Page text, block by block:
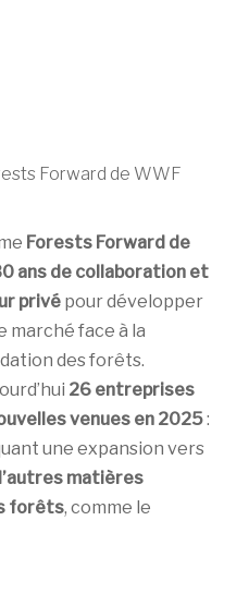
Forward de WWF
Forests Forward de
ans de collaboration et
privé pour développer
marché face à la
des forêts.
26 entreprises
venues en 2025:
une expansion vers
matières
forêts, comme le